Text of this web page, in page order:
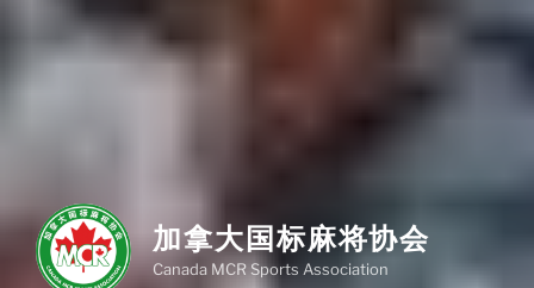
加拿大国标麻将协会
Canada MCR Sports Association